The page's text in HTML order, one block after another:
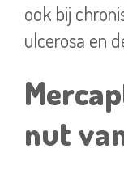
ook bij
ulcerosa en
nut